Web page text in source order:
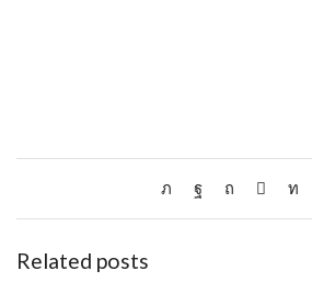
Related posts